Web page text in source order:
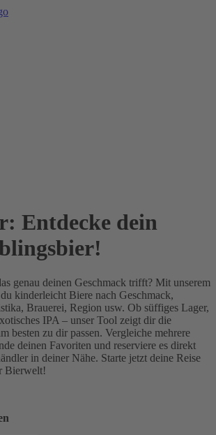
Entdecke dein
genau deinen Geschmack trifft? Mit unserem
kinderleicht Biere nach Geschmack,
Brauerei, Region usw. Ob süffiges Lager,
IPA – unser Tool zeigt dir die
besten zu dir passen. Vergleiche mehrere
deinen Favoriten und reserviere es direkt
in deiner Nähe. Starte jetzt deine Reise
Bierwelt!